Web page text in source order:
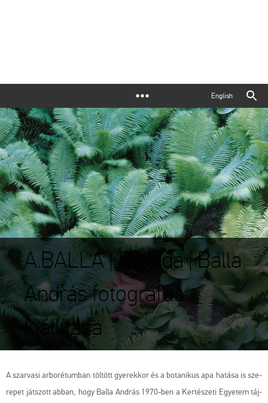
English
A.BALLA | Ballada | Balla
András fotográfus
kiállítása
A szar­va­si ar­bo­ré­tum­ban töl­tött gye­rek­kor és a bo­ta­ni­kus apa ha­tá­sa is sze­
re­pet ját­szott abban, hogy Balla And­rás 1970-ben a Ker­té­sze­ti Egye­tem táj­